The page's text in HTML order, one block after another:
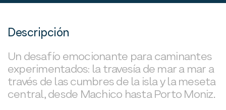
Descripción
Un desafío emocionante para caminantes
experimentados: la travesía de mar a mar a
través de las cumbres de la isla y la meseta
central, desde Machico hasta Porto Moniz.